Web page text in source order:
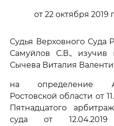
от 22 октября 2019
Судья Верховного Суда
Самуйлов С.В., изучив
Сычева Виталия
на определение
Ростовской области от
Пятнадцатого
суда от